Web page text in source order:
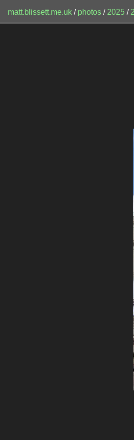
matt.blissett.me.uk / photos / 2025 /